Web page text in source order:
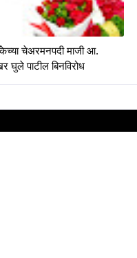
चेअरमनपदी माजी आ.
घुले पाटील बिनविरोध